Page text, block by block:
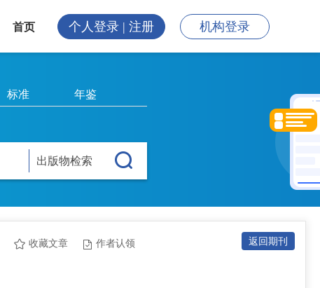
首页 个人登录 | 注册 机构登录
标准
年鉴
出版物检索
返回期刊
收藏文章 作者认领